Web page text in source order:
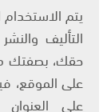
حقك، بصفتك
على الموقع،